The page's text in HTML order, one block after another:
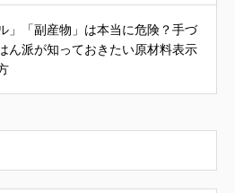
」「副産物」は本当に危険？手づ
ん派が知っておきたい原材料表示